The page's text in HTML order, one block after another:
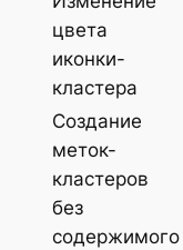
цвета
иконки-
кластера
Создание
меток-
кластеров
без
содержимого